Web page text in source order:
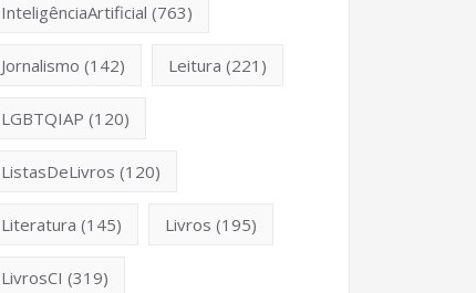
InteligênciaArtificial (763)
Jornalismo (142) Leitura (221)
LGBTQIAP (120)
ListasDeLivros (120)
Literatura (145) Livros (195)
LivrosCI (319)